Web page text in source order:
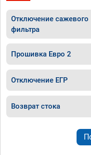
Отключение сажевого
фильтра
Прошивка Евро 2
Отключение ЕГР
Возврат стока